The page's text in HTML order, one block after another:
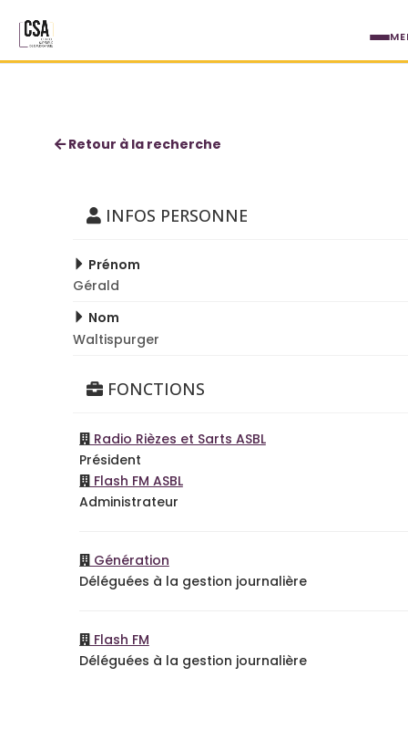
Gérald Waltispurger
Retour à la recherche
INFOS PERSONNE
Prénom
Gérald
Nom
Waltispurger
FONCTIONS
Radio Rièzes et Sarts ASBL
Président
Flash FM ASBL
Administrateur
Génération
Déléguées à la gestion journalière
Flash FM
Déléguées à la gestion journalière